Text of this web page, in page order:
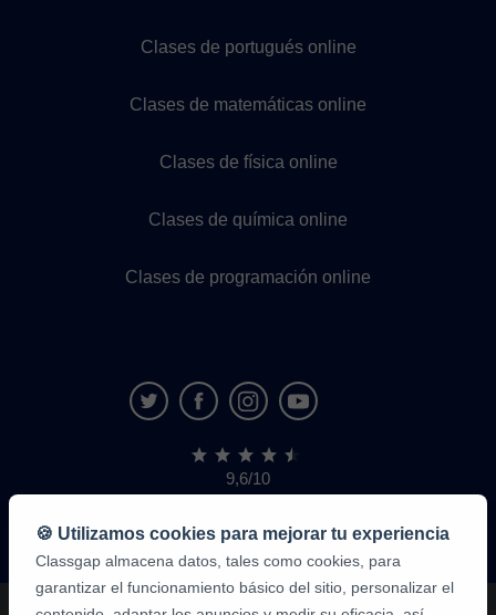
Clases de portugués online
Clases de matemáticas online
Clases de física online
Clases de química online
Clases de programación online
9,6/10
1.339.284
de
alumnos
🍪 Utilizamos cookies para mejorar tu experiencia
Classgap almacena datos, tales como cookies, para
garantizar el funcionamiento básico del sitio, personalizar el